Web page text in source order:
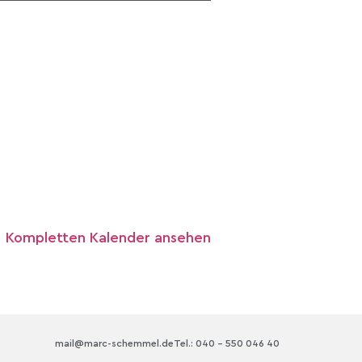
Kompletten Kalender ansehen
Tel.: 040 – 550 046 40
mail@marc-schemmel.de